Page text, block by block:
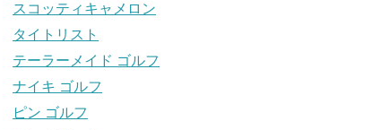
スコッティキャメロン
タイトリスト
テーラーメイド ゴルフ
ナイキ ゴルフ
ピン ゴルフ